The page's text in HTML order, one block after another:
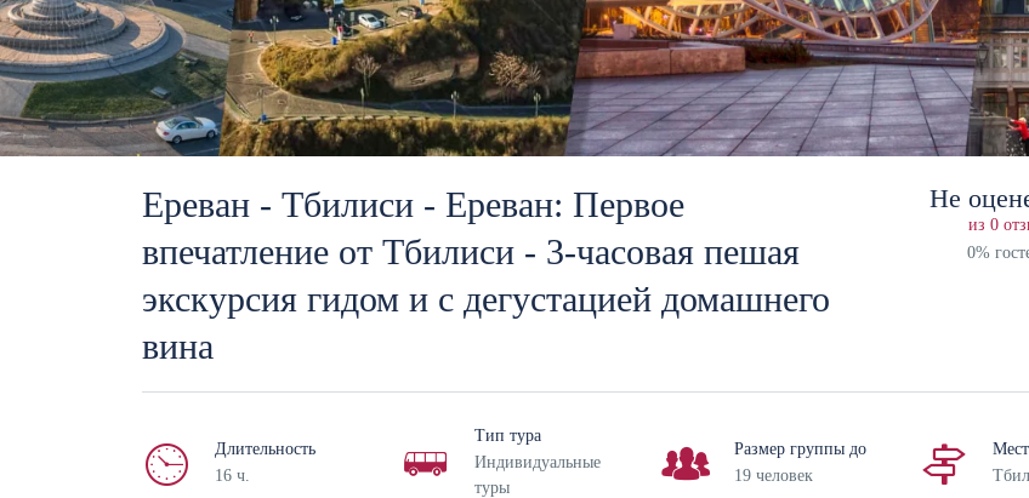
Ереван - Тбилиси - Ереван: Первое
впечатление от Тбилиси - 3-часовая пешая
экскурсия гидом и с дегустацией домашнего
вина
Не
из 0
0%
Длительность
16 ч.
Тип тура
Индивидуальные
туры
Размер группы до
19 человек